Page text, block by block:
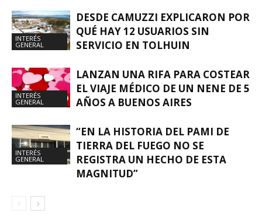
INTERÉS
GENERAL
DESDE CAMUZZI EXPLICARON POR
QUÉ HAY 12 USUARIOS SIN
SERVICIO EN TOLHUIN
INTERÉS
GENERAL
LANZAN UNA RIFA PARA COSTEAR
EL VIAJE MÉDICO DE UN NENE DE 5
AÑOS A BUENOS AIRES
INTERÉS
GENERAL
“EN LA HISTORIA DEL PAMI DE
TIERRA DEL FUEGO NO SE
REGISTRA UN HECHO DE ESTA
MAGNITUD”